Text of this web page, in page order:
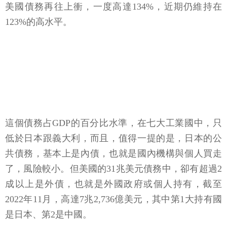
美國債務再往上衝，一度高達134%，近期仍維持在
123%的高水平。
這個債務占GDP的百分比水準，在七大工業國中，只
低於日本跟義大利，而且，值得一提的是，日本的公
共債務，基本上是內債，也就是國內機構與個人買走
了，風險較小。但美國的31兆美元債務中，卻有超過2
成以上是外債，也就是外國政府或個人持有，截至
2022年11月，高達7兆2,736億美元，其中第1大持有國
是日本、第2是中國。